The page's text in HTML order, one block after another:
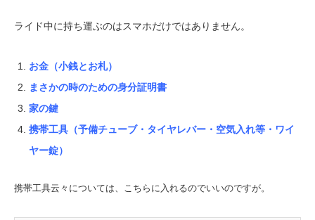
ライド中に持ち運ぶのはスマホだけではありません。
お金（小銭とお札）
まさかの時のための身分証明書
家の鍵
携帯工具（予備チューブ・タイヤレバー・空気入れ等・ワイ
ヤー錠）
携帯工具云々については、こちらに入れるのでいいのですが。